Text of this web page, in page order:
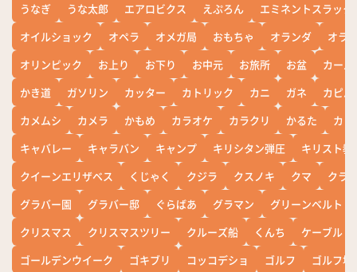
うなぎ
うな太郎 エアロビクス えぷろん
エミネントスラック
オイルショック
オペラ オメガ局 おもちゃ オランダ
オラ
オリンピック
お上り お下り お中元 お旅所 お盆
カー
かき道
ガソリン カッター カトリック カニ ガネ
カピバ
カメムシ
カメラ かもめ カラオケ カラクリ かるた
カレ
キャバレー
キャラバン キャンプ キリシタン弾圧
キリスト教
クイーンエリザベス
くじゃく クジラ クスノキ クマ
クラ
グラバー園
グラバー邸 ぐらばあ グラマン
グリーンベルト
クリスマス
クリスマスツリー クルーズ船 くんち
ケーブル
ゴールデンウイーク
ゴキブリ コッコデショ ゴルフ
ゴルフ場